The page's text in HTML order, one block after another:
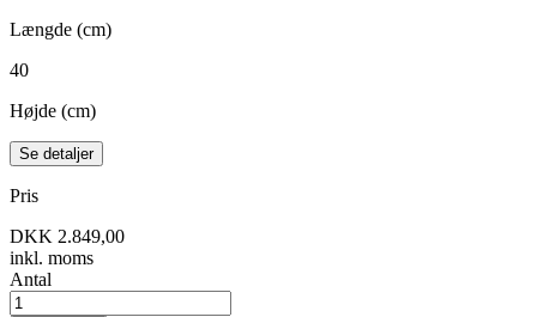
Længde (cm)
40
Højde (cm)
Se detaljer
Pris
DKK 2.849,00
inkl. moms
Antal